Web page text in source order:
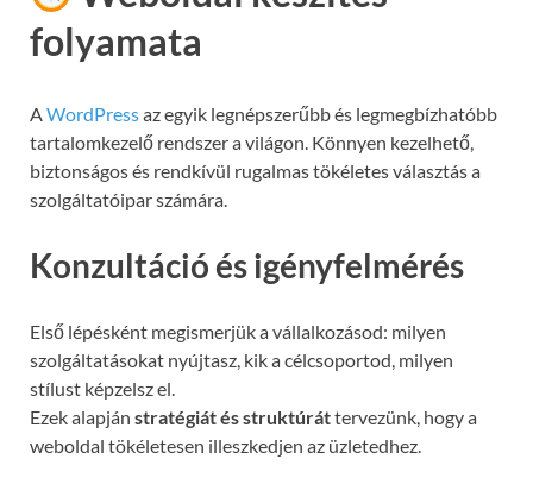
folyamata
AWordPressaz egyik legnépszerűbb és legmegbízhatóbb
tartalomkezelő rendszer a világon. Könnyen kezelhető,
biztonságos és rendkívül rugalmas tökéletes választás a
szolgáltatóipar számára.
Konzultáció és igényfelmérés
Első lépésként megismerjük a vállalkozásod: milyen
szolgáltatásokat nyújtasz, kik a célcsoportod, milyen
stílust képzelsz el.
Ezek alapján stratégiát és struktúráttervezünk, hogy a
weboldal tökéletesen illeszkedjen az üzletedhez.